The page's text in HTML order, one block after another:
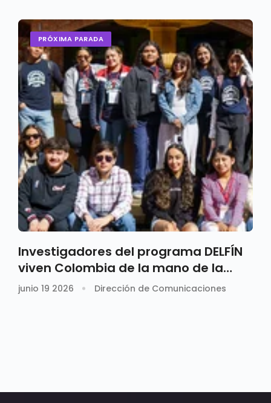
PRÓXIMA PARADA
Investigadores del programa DELFÍN
viven Colombia de la mano de la
Santoto
junio 19 2026 Dirección de Comunicaciones